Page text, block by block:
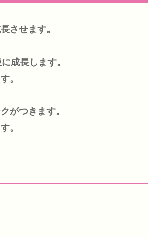
させます。
成長します。
。
がつきます。
。